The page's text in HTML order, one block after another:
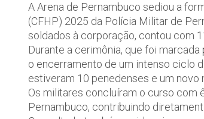
A Arena de Pernambuco sediou a
(CFHP) 2025 da Polícia Militar de
soldados à corporação, contou com
Durante a cerimônia, que foi
o encerramento de um intenso ciclo
estiveram 10 penedenses e um novo
Os militares concluíram o curso com
Pernambuco, contribuindo